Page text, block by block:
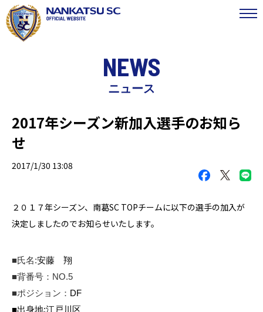
NEWS
ニュース
2017年シーズン新加入選手のお知ら
せ
2017/1/30 13:08
２０１７年シーズン、南葛SC TOPチームに以下の選手の加入が
決定しましたのでお知らせいたします。
■氏名:安藤 翔
■背番号：NO.5
■ポジション： DF
■出身地:江戸川区